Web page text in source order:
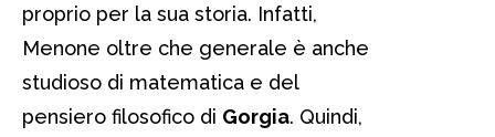
proprio per la sua storia. Infatti,
Menone oltre che generale è anche
studioso di matematica e del
pensiero filosofico di Gorgia. Quindi,